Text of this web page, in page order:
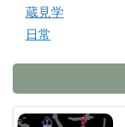
蔵見学
日常